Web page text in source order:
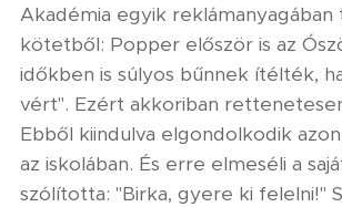
Akadémia egyik
kötetből: Popper először is az
időkben is súlyos bűnnek ítélték,
vért". Ezért akkoriban
Ebből kiindulva elgondolkodik
az iskolában. És erre elmeséli a
szólította: "Birka, gyere ki felelni!"